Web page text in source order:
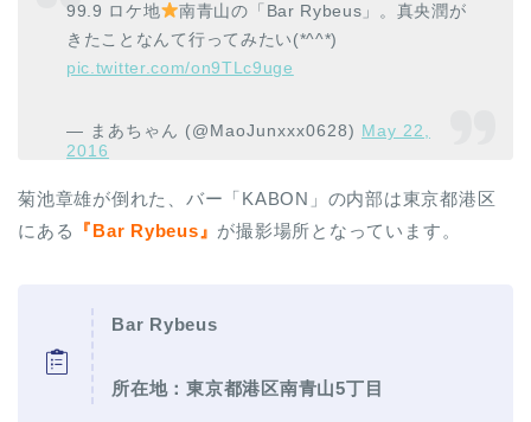
99.9 ロケ地
南青山の「Bar Rybeus」。真央潤が
きたことなんて行ってみたい(*^^*)
pic.twitter.com/on9TLc9uge
— まあちゃん (@MaoJunxxx0628) May 22,
2016
菊池章雄が倒れた、バー「KABON」の内部は東京都港区
にある
『Bar Rybeus』 が撮影場所となっています。
Bar Rybeus
所在地：東京都港区南青山5丁目